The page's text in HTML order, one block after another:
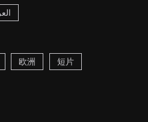
欧洲 短片